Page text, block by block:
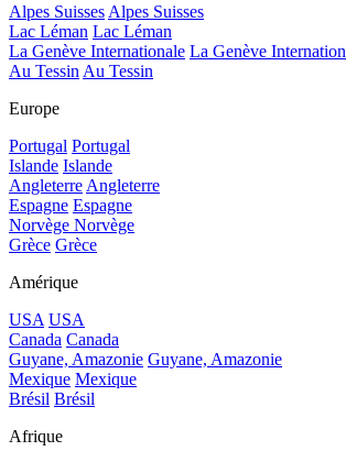
Alpes Suisses Alpes Suisses
Lac Léman Lac Léman
La Genève Internationale La Genève
Au Tessin Au Tessin
Europe
Portugal Portugal
Islande Islande
Angleterre Angleterre
Espagne Espagne
Norvège Norvège
Grèce Grèce
Amérique
USA USA
Canada Canada
Guyane, Amazonie Guyane, Amazonie
Mexique Mexique
Brésil Brésil
Afrique